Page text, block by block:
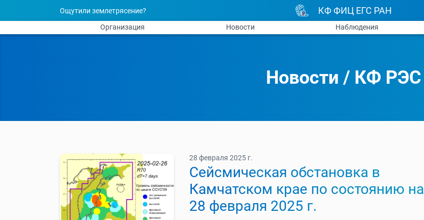
Ощутили землетрясение? КФ ФИЦ ЕГС РАН
Организация Новости Наблюдения
Новости / КФ РЭС
28 февраля 2025 г.
Cейсмическая обстановка в
Камчатском крае по состоянию на
28 февраля 2025 г.